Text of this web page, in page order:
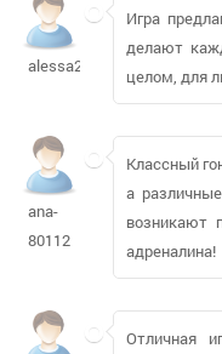
alessa224499
Игра
делают
целом, для
ana-
80112
Классный
а
возникают
адреналина!
Отличная